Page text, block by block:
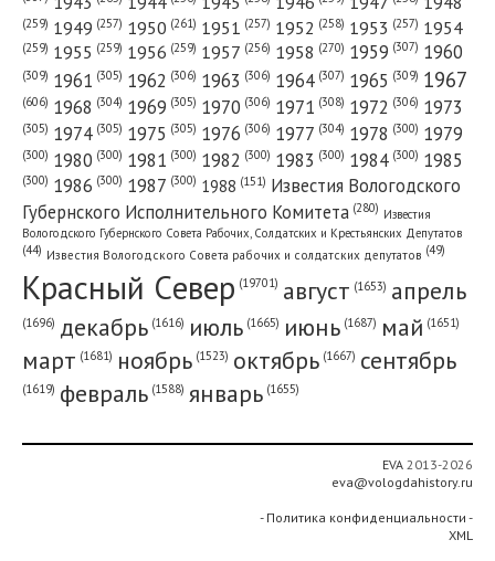
(259) 1949 (257) 1950 (261) 1951 (257) 1952 (258) 1953 (257) 1954
(259) 1955 (259) 1956 (259) 1957 (256) 1958 (270) 1959 (307) 1960
(309) 1961 (305) 1962 (306) 1963 (306) 1964 (307) 1965 (309) 1967
(606) 1968 (304) 1969 (305) 1970 (306) 1971 (308) 1972 (306) 1973
(305) 1974 (305) 1975 (305) 1976 (306) 1977 (304) 1978 (300) 1979
(300) 1980 (300) 1981 (300) 1982 (300) 1983 (300) 1984 (300) 1985
(300) 1986 (300) 1987 (300) 1988 (151) Известия Вологодского
Губернского Исполнительного Комитета (280) Известия
Вологодского Губернского Совета Рабочих, Солдатских и Крестьянских Депутатов
(44) Известия Вологодского Совета рабочих и солдатских депутатов (49)
Красный Cевер (19701) август (1653) апрель
(1696) декабрь (1616) июль (1665) июнь (1687) май (1651)
март (1681) ноябрь (1523) октябрь (1667) сентябрь
(1619) февраль (1588) январь (1655)
EVA 2013-2026
eva@vologdahistory.ru
- Политика конфиденциальности -
XML